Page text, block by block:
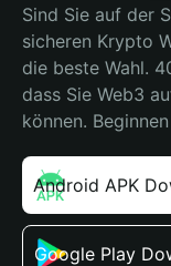
Sind Sie auf der
sicheren Krypto
die beste Wahl.
dass Sie Web3
können.
Android APK
Google Play